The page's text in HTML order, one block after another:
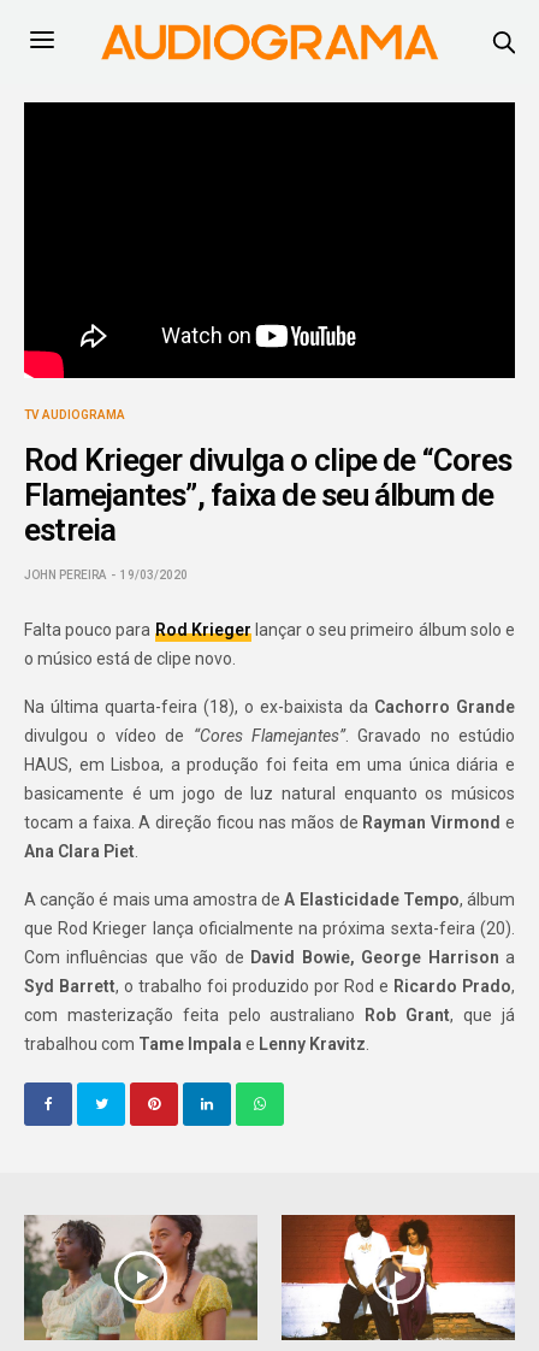
TV AUDIOGRAMA
Rod Krieger divulga o clipe de “Cores
Flamejantes”, faixa de seu álbum de
estreia
JOHN PEREIRA 19/03/2020
Falta pouco para Rod Kriegerlançar o seu primeiro álbum solo e
o músico está de clipe novo.
Na última quarta-feira (18), o ex-baixista da Cachorro Grande
divulgou o vídeo de “Cores Flamejantes”. Gravado no estúdio
HAUS, em Lisboa, a produção foi feita em uma única diária e
basicamente é um jogo de luz natural enquanto os músicos
tocam a faixa. A direção ficou nas mãos de Rayman Virmond e
Ana Clara Piet.
A canção é mais uma amostra deA Elasticidade Tempo, álbum
que Rod Krieger lança oficialmente na próxima sexta-feira (20).
Com influências que vão de David Bowie, George Harrison a
Syd Barrett, o trabalho foi produzido por Rod e Ricardo Prado,
com masterização feita pelo australiano
Rob Grant, que já
trabalhou com Tame Impalae Lenny Kravitz.